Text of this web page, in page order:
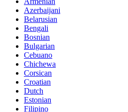
Azerbaijani
Belarusian
Bengali
Bosnian
Bulgarian
Cebuano
Chichewa
Corsican
Croatian
Dutch
Estonian
Filipino